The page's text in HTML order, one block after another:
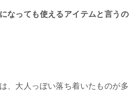
なっても使えるアイテムと言うの
、大人っぽい落ち着いたものが多